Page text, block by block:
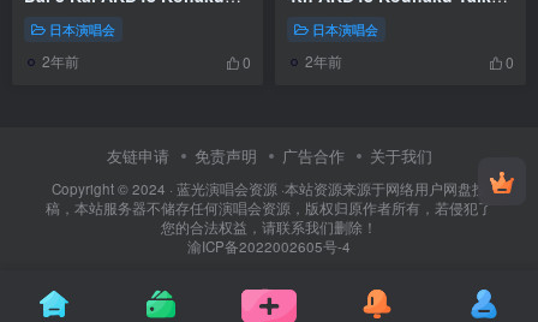
Taiko Utagassen 2013
[BDISO 2BD 71.59G]
日本演唱会
2年前 0
Utagassen《ISO 69.58G》
日本演唱会
2年前 0
友链申请 免责声明 广告合作 关于我们
Copyright © 2024 · 蓝光演唱会资源 ·本站资源来源于网络用户网盘投
稿，本站服务器不储存任何演唱会资源，版权归原作者所有，若侵犯了
您的合法权益，请联系我们删除！
渝ICP备2022002605号-4